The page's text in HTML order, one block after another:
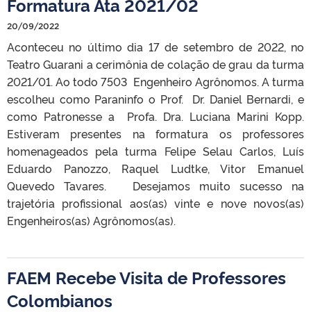
20/09/2022
Aconteceu no último dia 17 de setembro de 2022, no
Teatro Guarani a cerimônia de colação de grau da turma
2021/01. Ao todo 7503 Engenheiro Agrônomos. A turma
escolheu como Paraninfo o Prof. Dr. Daniel Bernardi, e
como Patronesse a Profa. Dra. Luciana Marini Kopp.
Estiveram presentes na formatura os professores
homenageados pela turma Felipe Selau Carlos, Luís
Eduardo Panozzo, Raquel Ludtke, Vitor Emanuel
Quevedo Tavares. Desejamos muito sucesso na
trajetória profissional aos(as) vinte e nove novos(as)
Engenheiros(as) Agrônomos(as).
FAEM Recebe Visita de Professores
Colombianos